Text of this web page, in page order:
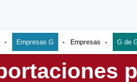
Empresas G Empresas G de